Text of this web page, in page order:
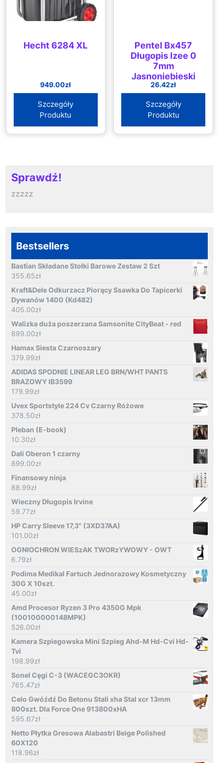
Hecht 6284 XL
949.00zł
Szczegóły
Produktu
Pentel Bx457
Długopis Izee 0
7mm
Jasnoniebieski
12szt.
26.42zł
Szczegóły
Produktu
Sprawdź!
zzzzz
Bestsellers
Bastian Składane Stołki Barowe Zestaw 2 Szt
355.65zł
Kraft&Dele Odkurzacz Piorący Ssawka Do Tapicerki
Dywanów 1400 (Kd482)
405.00zł
Walizka duża poszerzana Samsonite CityBeat - red
899.00zł
Hamax Siesta Czarnoszary
379.99zł
ADIDAS SPODNIE LINEAR LEG BRN/WHT PANTS
BRAZOWY IB3599
179.99zł
Uvex Sportstyle 224 Cv Czarny Różowe
378.50zł
Pleban (E-book)
10.30zł
Dali Oberon 1 czarny
899.00zł
Finansowy ninja
88.99zł
Wieczny Długopis Irvine
59.77zł
HP Carry Sleeve 17,3" (3XD37AA)
101.00zł
OGNIOCHRON WIESzAK TWORzYWOWY - OWT
6.79zł
Podima Medikal Fartuch Jednorazowy Kosmetyczny
30G X 10szt.
45.00zł
Amd Procesor Ryzen 3 Pro 4350G Mpk
(100100000148MPK)
526.00zł
Kamera Szpiegowska Mini Szpieg Ahd-M Hd-Cvi Hd-
Tvi
198.99zł
Sonel Cęgi C-3 (WACEGC3OKR)
765.47zł
Celo Gwóźdź Do Betonu Stali xha Stal xcr 13mm
800szt. Dla Force One 913800xHA
595.67zł
Netto Płytka Gresowa Alabastri Beige Polished
60X120
118.96zł